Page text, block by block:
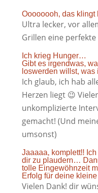
Oooooooh, das
Ultra lecker, vor
Grillen eine perfekte
Ich krieg Hunger…
Gibt es irgendwas,
loswerden willst,
Ich glaub, ich hab
Herzen liegt 😉
unkomplizierte
gemacht! (Und
umsonst)
Jaaaaa, komplett!!
dir zu plaudern…
tolle Eingewöhnzeit
Erfolg für deine
Vielen Dank! dir